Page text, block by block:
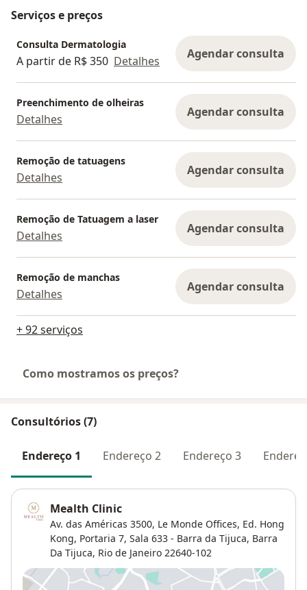
Serviços e preços
Consulta Dermatologia
A partir de R$ 350 Detalhes Agendar consulta
Preenchimento de olheiras
Detalhes Agendar consulta
Remoção de tatuagens
Detalhes Agendar consulta
Remoção de Tatuagem a laser
Detalhes Agendar consulta
Remoção de manchas
Detalhes Agendar consulta
+ 92 serviços
Como mostramos os preços?
Consultórios (7)
Endereço 1 Endereço 2 Endereço 3
Mealth Clinic
Av. das Américas 3500, Le Monde Offices, Ed. Hong
Kong, Portaria 7, Sala 633 - Barra da Tijuca, Barra
Da Tijuca, Rio de Janeiro 22640-102